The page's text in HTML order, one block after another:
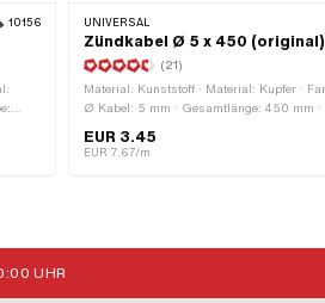
10156 UNIVERSAL
Zündkabel Ø 5 x 450 (original)
(21)
Material: Kunststoff · Material: Kupfer ·
Ø Kabel: 5 mm · Gesamtlänge: 450 mm
EUR 3.45
EUR 7.67/m
UHR